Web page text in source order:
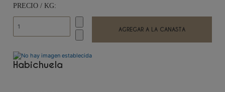
PRECIO / KG:
Habichuela